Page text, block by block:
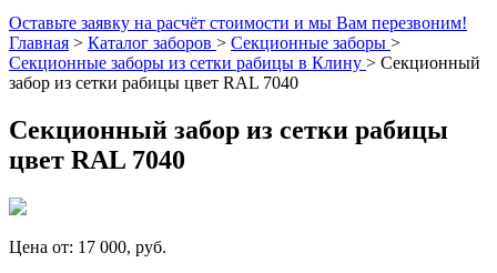
Оставьте заявку на расчёт стоимости и мы Вам перезвоним!
Главная > Каталог заборов > Секционные заборы >
Секционные заборы из сетки рабицы в Клину > Секционный
забор из сетки рабицы цвет RAL 7040
Секционный забор из сетки рабицы
цвет RAL 7040
Цена от: 17 000, руб.